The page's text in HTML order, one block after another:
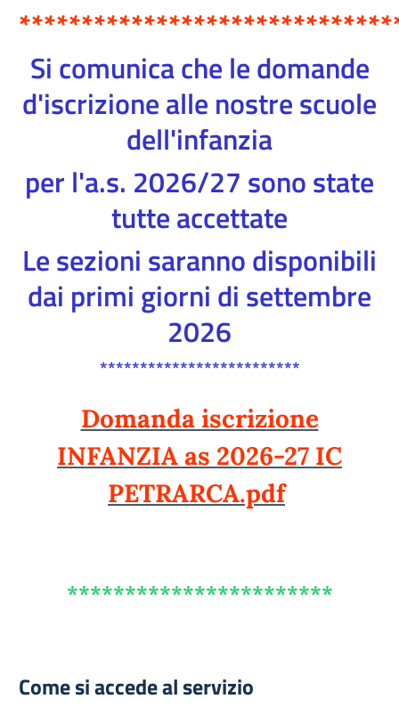
Si comunica che le domande
d'iscrizione alle nostre scuole
dell'infanzia
per l'a.s. 2026/27 sono state
tutte accettate
Le sezioni saranno disponibili
dai primi giorni di settembre
2026
*************************
Domanda iscrizione
INFANZIA as 2026-27 IC
PETRARCA.pdf
***********************
Come si accede al servizio